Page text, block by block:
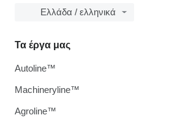
Ελλάδα / ελληνικά
Τα έργα μας
Autoline™
Machineryline™
Agroline™